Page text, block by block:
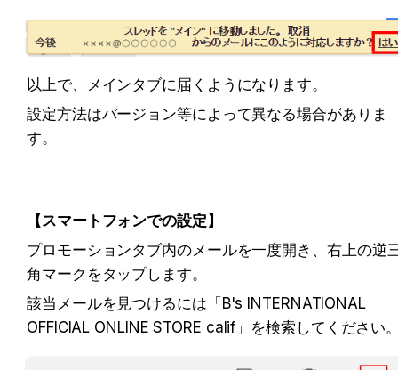
以上で、メインタブに届くようになります。
設定方法はバージョン等によって異なる場合がありま
す。
【スマートフォンでの設定】
プロモーションタブ内のメールを一度開き、右上の逆
角マークをタップします。
該当メールを見つけるには「B's INTERNATIONAL
OFFICIAL ONLINE STORE calif」を検索してください